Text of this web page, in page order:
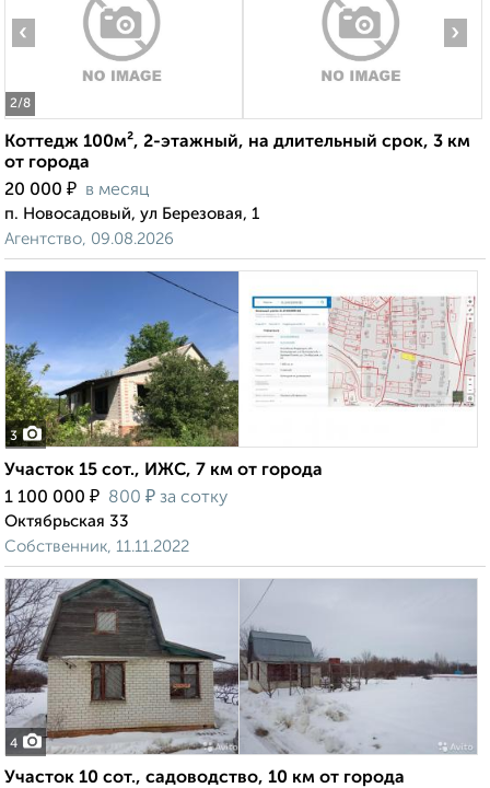
2/8
‹ ›
Коттедж 100м², 2-этажный, на длительный срок, 3 км
от города
20 000 ₽ в месяц
п. Новосадовый, ул Березовая, 1
Агентство, 09.08.2026
3
Участок 15 сот., ИЖС, 7 км от города
1 100 000 ₽ 800 ₽ за сотку
Октябрьская 33
Собственник, 11.11.2022
4
Участок 10 сот., садоводство, 10 км от города